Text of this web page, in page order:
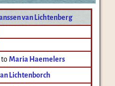
van Lichtenberg
toMaria Haemelers
Lichtenborch